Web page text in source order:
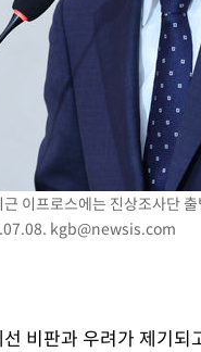
이프로스에는 진상조사단
kgb@newsis.com
비판과 우려가 제기되